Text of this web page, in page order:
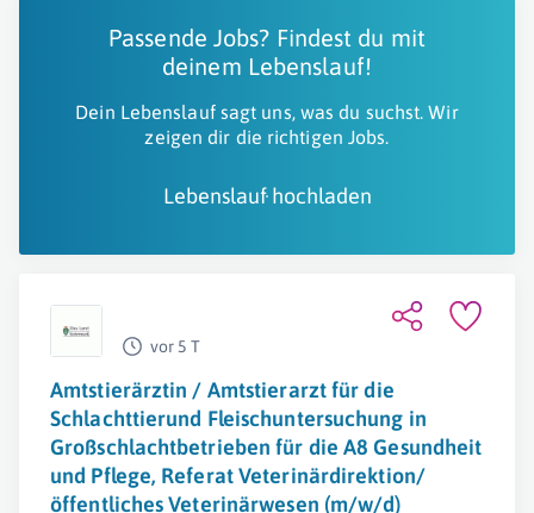
Passende Jobs? Findest du mit
deinem Lebenslauf!
Dein Lebenslauf sagt uns, was du suchst. Wir
zeigen dir die richtigen Jobs.
Lebenslauf hochladen
vor 5 T
Amtstierärztin / Amtstierarzt für die
Schlachttierund Fleischuntersuchung in
Großschlachtbetrieben für die A8 Gesundheit
und Pflege, Referat Veterinärdirektion/
öffentliches Veterinärwesen (m/w/d)